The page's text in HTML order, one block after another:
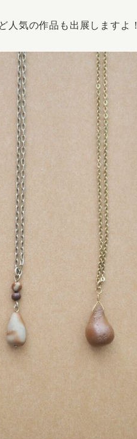
人気の作品も出展しますよ！